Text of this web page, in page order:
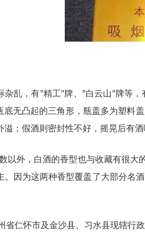
乱，有"精工"牌、"白云山"牌等
无凸起的三角形，瓶盖多为塑料
；假酒则密封性不好，摇晃后有
以外，白酒的香型也与收藏有很
因为这两种香型覆盖了大部分名
仁怀市及金沙县、习水县现辖